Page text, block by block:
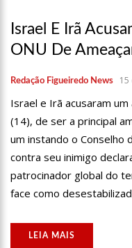
12:55
PIB do Japão
Anitta diz que
12:23 Influenciadora e
14:56 Vídeo: Reação
casamento
Procon-AM
Israel E Irã
ONU De
Redação Figueiredo News 15
Israel e Irã acusaram
(14), de ser a principal
um instando o Conselho
contra seu inimigo
patrocinador global do
face como
LEIA MAIS